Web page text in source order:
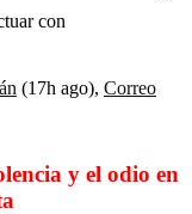
con
(17h ago), Correo
y el odio en